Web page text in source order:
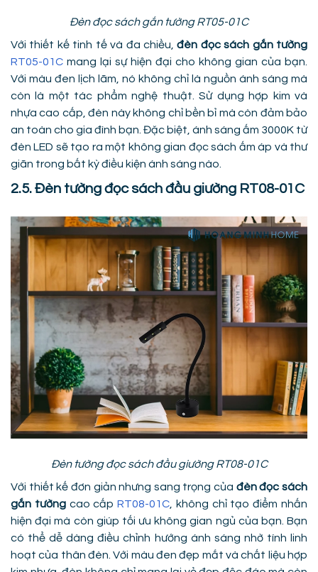
Đèn đọc sách gắn tường RT05-01C
Với thiết kế tinh tế và đa chiều,đèn đọc sách gắn tường
RT05-01C mang lại sự hiện đại cho không gian của bạn.
Với màu đen lịch lãm, nó không chỉ là nguồn ánh sáng mà
còn là một tác phẩm nghệ thuật. Sử dụng hợp kim và
nhựa cao cấp, đèn này không chỉ bền bỉ mà còn đảm bảo
an toàn cho gia đình bạn. Đặc biệt, ánh sáng ấm 3000K từ
đèn LED sẽ tạo ra một không gian đọc sách ấm áp và thư
giãn trong bất kỳ điều kiện ánh sáng nào.
2.5. Đèn tường đọc sách đầu giường RT08-01C
Đèn tường đọc sách đầu giường RT08-01C
Với thiết kế đơn giản nhưng sang trọng của đèn đọc sách
gắn tườngcao cấpRT08-01C , không chỉ tạo điểm nhấn
hiện đại mà còn giúp tối ưu không gian ngủ của bạn. Bạn
có thể dễ dàng điều chỉnh hướng ánh sáng nhờ tính linh
hoạt của thân đèn. Với màu đen đẹp mắt và chất liệu hợp